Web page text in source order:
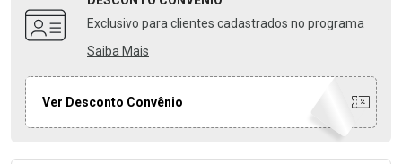
Exclusivo para clientes cadastrados no programa
Saiba Mais
Ver Desconto Convênio